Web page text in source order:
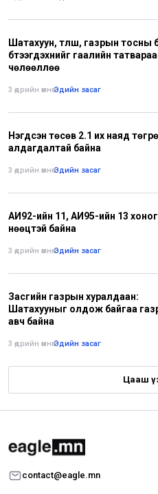
Шатахуун, түлш, газрын тосны
бүтээгдэхүүнийг гаалийн
чөлөөллөө
3 өдрийн өмнө•Эдийн засаг
Нэгдсэн төсөв 2.1 их наяд
алдагдалтай байна
3 өдрийн өмнө•Эдийн засаг
АИ92-ийн 11, АИ95-ийн 13
нөөцтэй байна
3 өдрийн өмнө•Эдийн засаг
Засгийн газрын хуралдаан:
Шатахууныг олдож байгаа
авч байна
3 өдрийн өмнө•Эдийн засаг
Цааш
contact@eagle.mn